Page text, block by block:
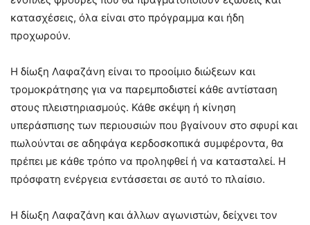
κατασχέσεις, όλα είναι στο πρόγραμμα και ήδη
προχωρούν.
Η δίωξη Λαφαζάνη είναι το προοίμιο διώξεων και
τρομοκράτησης για να παρεμποδιστεί κάθε αντίσταση
στους πλειστηριασμούς. Κάθε σκέψη ή κίνηση
υπεράσπισης των περιουσιών που βγαίνουν στο σφυρί και
πωλούνται σε αδηφάγα κερδοσκοπικά συμφέροντα, θα
πρέπει με κάθε τρόπο να προληφθεί ή να κατασταλεί. Η
πρόσφατη ενέργεια εντάσσεται σε αυτό το πλαίσιο.
Η δίωξη Λαφαζάνη και άλλων αγωνιστών, δείχνει τον